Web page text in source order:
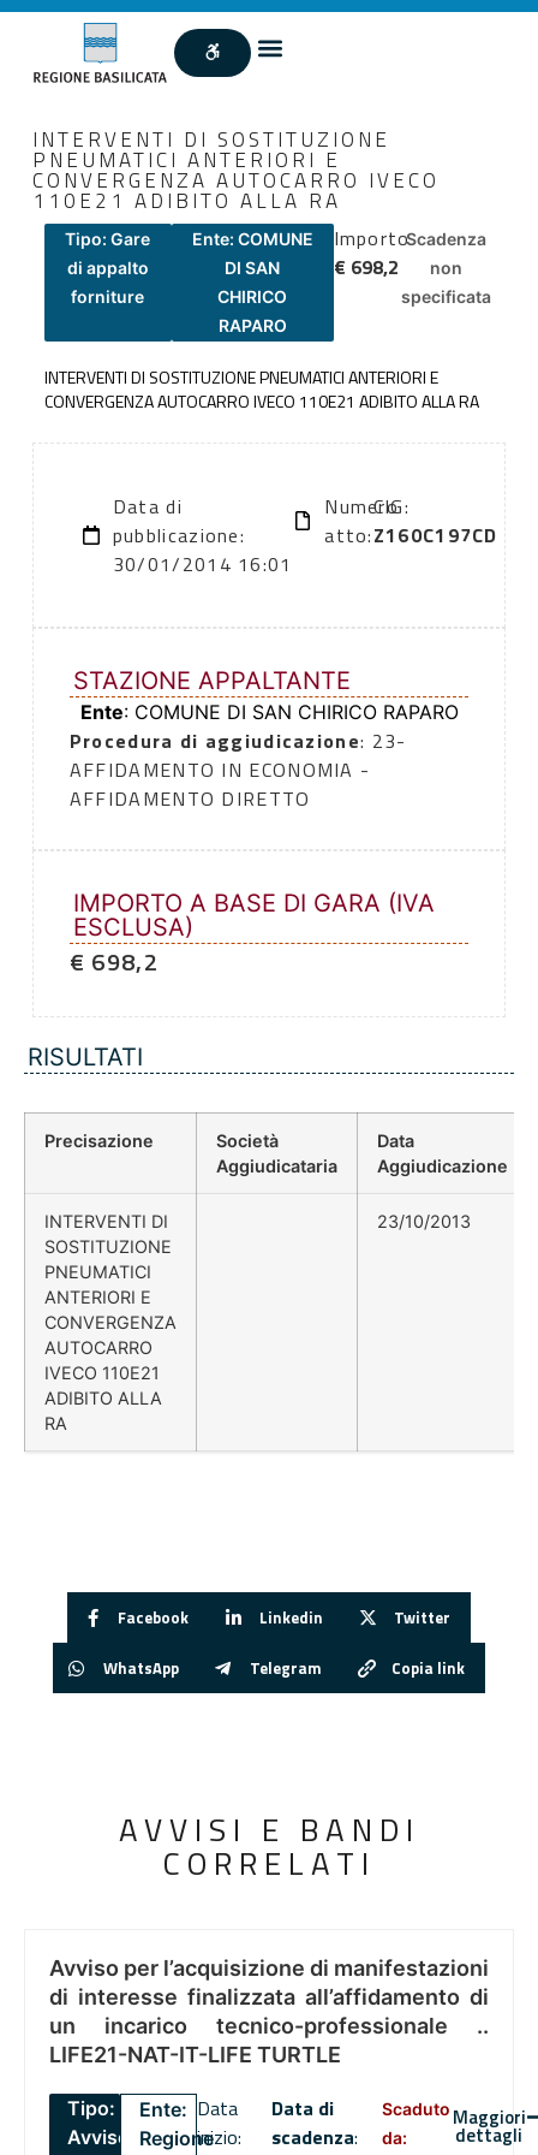
INTERVENTI DI SOSTITUZIONE
PNEUMATICI ANTERIORI E
CONVERGENZA AUTOCARRO IVECO
110E21 ADIBITO ALLA RA
Tipo: Gare
di appalto
forniture
Ente: COMUNE
DI SAN
CHIRICO
RAPARO
Importo
€ 698,2
Scadenza
non
specificata
INTERVENTI DI SOSTITUZIONE PNEUMATICI ANTERIORI E
CONVERGENZA AUTOCARRO IVECO 110E21 ADIBITO ALLA RA
Data di
pubblicazione:
30/01/2014 16:01
Numero
atto:
CIG:
Z160C197CD
STAZIONE APPALTANTE
Ente: COMUNE DI SAN CHIRICO RAPARO
Procedura di aggiudicazione: 23-
AFFIDAMENTO IN ECONOMIA -
AFFIDAMENTO DIRETTO
IMPORTO A BASE DI GARA (IVA
ESCLUSA)
€ 698,2
RISULTATI
Precisazione
Società
Aggiudicataria
Data
Aggiudicazione
INTERVENTI DI
SOSTITUZIONE
PNEUMATICI
ANTERIORI E
CONVERGENZA
AUTOCARRO
IVECO 110E21
ADIBITO ALLA
RA
23/10/2013
Facebook Linkedin Twitter
WhatsApp Telegram Copia link
AVVISI E BANDI
CORRELATI
Avviso per l’acquisizione di manifestazioni
di interesse finalizzata all’affidamento di
un incarico tecnico-professionale ..
LIFE21-NAT-IT-LIFE TURTLE
Tipo:
Avviso
Ente:
Regione
Data
inizio:
Data di
scadenza:
Scaduto
da:
Maggiori
dettagli